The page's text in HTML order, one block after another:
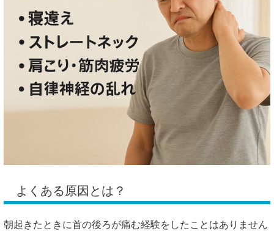
よくある原因とは？
朝起きたときに首の後ろが痛む経験をしたことはありません